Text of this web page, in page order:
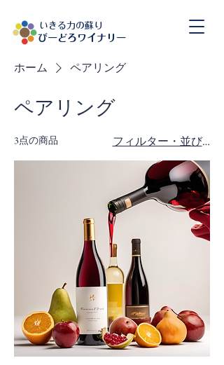
​いきる力の蘇り
​びーどろワイナリー
ホーム ペアリング
ペアリング
3点の商品 フィルター・並び替え